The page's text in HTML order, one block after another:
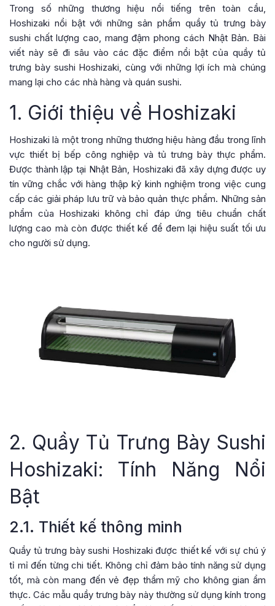
Trong số những thương hiệu nổi tiếng trên toàn cầu,
Hoshizaki nổi bật với những sản phẩm quầy tủ trưng bày
sushi chất lượng cao, mang đậm phong cách Nhật Bản. Bài
viết này sẽ đi sâu vào các đặc điểm nổi bật của quầy tủ
trưng bày sushi Hoshizaki, cùng với những lợi ích mà chúng
mang lại cho các nhà hàng và quán sushi.
1. Giới thiệu về Hoshizaki
Hoshizaki là một trong những thương hiệu hàng đầu trong lĩnh
vực thiết bị bếp công nghiệp và tủ trưng bày thực phẩm.
Được thành lập tại Nhật Bản, Hoshizaki đã xây dựng được uy
tín vững chắc với hàng thập kỷ kinh nghiệm trong việc cung
cấp các giải pháp lưu trữ và bảo quản thực phẩm. Những sản
phẩm của Hoshizaki không chỉ đáp ứng tiêu chuẩn chất
lượng cao mà còn được thiết kế để đem lại hiệu suất tối ưu
cho người sử dụng.
2. Quầy Tủ Trưng Bày Sushi
Hoshizaki: Tính Năng Nổi
Bật
2.1. Thiết kế thông minh
Quầy tủ trưng bày sushi Hoshizaki được thiết kế với sự chú ý
tỉ mỉ đến từng chi tiết. Không chỉ đảm bảo tính năng sử dụng
tốt, mà còn mang đến vẻ đẹp thẩm mỹ cho không gian ẩm
thực. Các mẫu quầy trưng bày này thường sử dụng kính trong